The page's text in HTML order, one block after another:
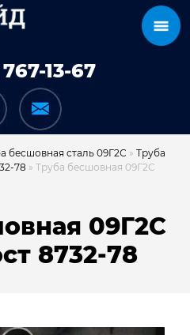
13-67
бесшовная сталь 09Г2С » Труба
78 » Труба бесшовная 09Г2С
09Г2С
8732-78